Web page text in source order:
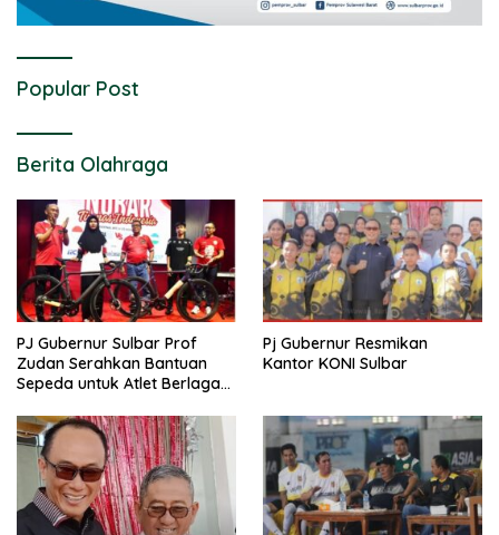
Popular Post
Berita Olahraga
PJ Gubernur Sulbar Prof
Zudan Serahkan Bantuan
Sepeda untuk Atlet Berlaga
Pj Gubernur Resmikan
Kantor KONI Sulbar